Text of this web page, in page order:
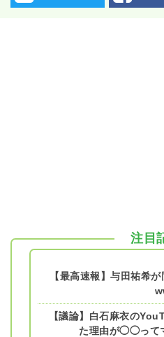
注目
【最高速報】与田祐希
【議論】白石麻衣の
た理由が◯◯って